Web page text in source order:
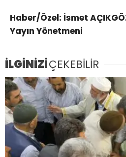
Haber/Özel: İsmet
Yayın Yönetmeni
İLGİNİZİÇEKEBİLİR